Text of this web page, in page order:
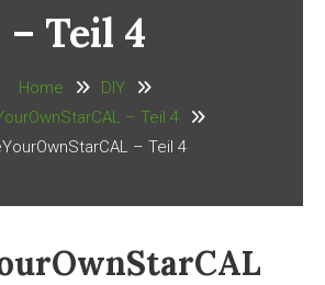
– Teil 4
Home
DIY
– Teil 4
– Teil 4